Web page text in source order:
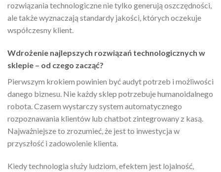
rozwiązania technologiczne nie tylko generują oszczędności,
ale także wyznaczają standardy jakości, których oczekuje
współczesny klient.
Wdrożenie najlepszych rozwiązań technologicznych w
sklepie – od czego zacząć?
Pierwszym krokiem powinien być audyt potrzeb i możliwości
danego biznesu. Nie każdy sklep potrzebuje humanoidalnego
robota. Czasem wystarczy system automatycznego
rozpoznawania klientów lub chatbot zintegrowany z kasą.
Najważniejsze to zrozumieć, że jest to inwestycja w
przyszłość i zadowolenie klienta.
Kiedy technologia służy ludziom, efektem jest lojalność,